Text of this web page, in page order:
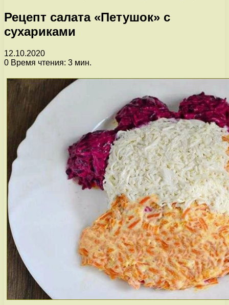
Рецепт салата «Петушок» с
сухариками
12.10.2020
0 Время чтения: 3 мин.